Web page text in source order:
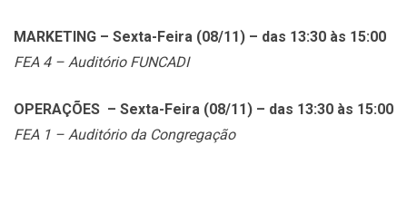
MARKETING – Sexta-Feira (08/11) – das 13:30 às 15:00
FEA 4 – Auditório FUNCADI
OPERAÇÕES – Sexta-Feira (08/11) – das 13:30 às 15:00
FEA 1 – Auditório da Congregação